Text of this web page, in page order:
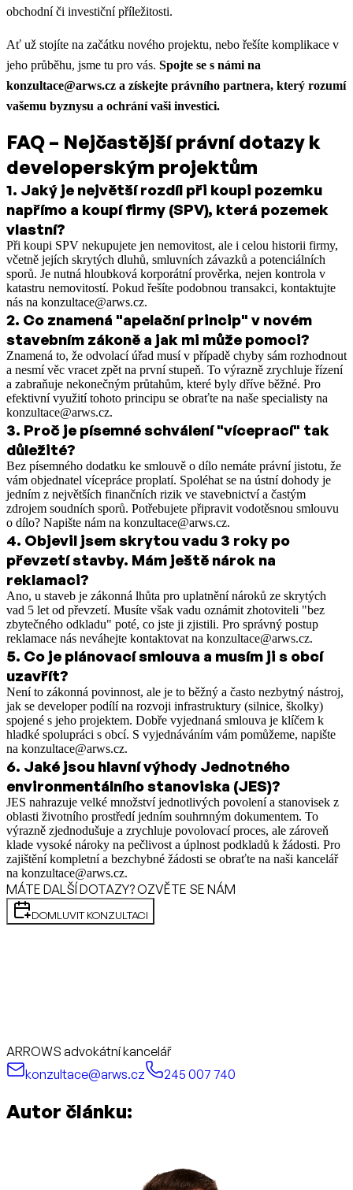
obchodní či investiční příležitosti.
Ať už stojíte na začátku nového projektu, nebo řešíte komplikace v
jeho průběhu, jsme tu pro vás. Spojte se s námi na
konzultace@arws.cz a získejte právního partnera, který rozumí
vašemu byznysu a ochrání vaši investici.
FAQ – Nejčastější právní dotazy k
developerským projektům
1. Jaký je největší rozdíl při koupi pozemku
napřímo a koupí firmy (SPV), která pozemek
vlastní?
Při koupi SPV nekupujete jen nemovitost, ale i celou historii firmy,
včetně jejích skrytých dluhů, smluvních závazků a potenciálních
sporů. Je nutná hloubková korporátní prověrka, nejen kontrola v
katastru nemovitostí. Pokud řešíte podobnou transakci, kontaktujte
nás na konzultace@arws.cz.
2. Co znamená "apelační princip" v novém
stavebním zákoně a jak mi může pomoci?
Znamená to, že odvolací úřad musí v případě chyby sám rozhodnout
a nesmí věc vracet zpět na první stupeň. To výrazně zrychluje řízení
a zabraňuje nekonečným průtahům, které byly dříve běžné. Pro
efektivní využití tohoto principu se obraťte na naše specialisty na
konzultace@arws.cz.
3. Proč je písemné schválení "víceprací" tak
důležité?
Bez písemného dodatku ke smlouvě o dílo nemáte právní jistotu, že
vám objednatel vícepráce proplatí. Spoléhat se na ústní dohody je
jedním z největších finančních rizik ve stavebnictví a častým
zdrojem soudních sporů. Potřebujete připravit vodotěsnou smlouvu
o dílo? Napište nám na konzultace@arws.cz.
4. Objevil jsem skrytou vadu 3 roky po
převzetí stavby. Mám ještě nárok na
reklamaci?
Ano, u staveb je zákonná lhůta pro uplatnění nároků ze skrytých
vad 5 let od převzetí. Musíte však vadu oznámit zhotoviteli "bez
zbytečného odkladu" poté, co jste ji zjistili. Pro správný postup
reklamace nás neváhejte kontaktovat na konzultace@arws.cz.
5. Co je plánovací smlouva a musím ji s obcí
uzavřít?
Není to zákonná povinnost, ale je to běžný a často nezbytný nástroj,
jak se developer podílí na rozvoji infrastruktury (silnice, školky)
spojené s jeho projektem. Dobře vyjednaná smlouva je klíčem k
hladké spolupráci s obcí. S vyjednáváním vám pomůžeme, napište
na konzultace@arws.cz.
6. Jaké jsou hlavní výhody Jednotného
environmentálního stanoviska (JES)?
JES nahrazuje velké množství jednotlivých povolení a stanovisek z
oblasti životního prostředí jedním souhrnným dokumentem. To
výrazně zjednodušuje a zrychluje povolovací proces, ale zároveň
klade vysoké nároky na pečlivost a úplnost podkladů k žádosti. Pro
zajištění kompletní a bezchybné žádosti se obraťte na naši kancelář
na konzultace@arws.cz.
MÁTE DALŠÍ DOTAZY? OZVĚTE SE NÁM
DOMLUVIT KONZULTACI
ARROWS advokátní kancelář
konzultace@arws.cz
245 007 740
Autor článku: